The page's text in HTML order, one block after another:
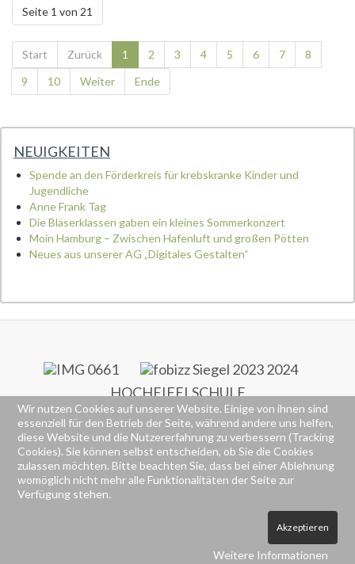
Seite 1 von 21
Start Zurück 1 2 3 4 5 6 7
8
9
10 Weiter Ende
NEUIGKEITEN
Spende an den Förderkreis für krebskranke Kinder und
Jugendliche
Anne Frank Tag
Die Bläserklassen gaben ein kleines Sommerkonzert
Moin Hamburg – Zwischen Hafenluft und großen Pötten
Neues aus unserer AG „Digitales Gestalten“
HOCHEIFELSCHULE
RS+ & FOS
Alte Poststraße 77
53518 Adenau
(02691) 92260
(02691) 922626
Wir nutzen Cookies auf unserer Website. Einige von ihnen sind
essenziell für den Betrieb der Seite, während andere uns helfen,
diese Website und die Nutzererfahrung zu verbessern (Tracking
Cookies). Sie können selbst entscheiden, ob Sie die Cookies
zulassen möchten. Bitte beachten Sie, dass bei einer Ablehnung
womöglich nicht mehr alle Funktionalitäten der Seite zur
Verfügung stehen.
Akzeptieren
Weitere Informationen